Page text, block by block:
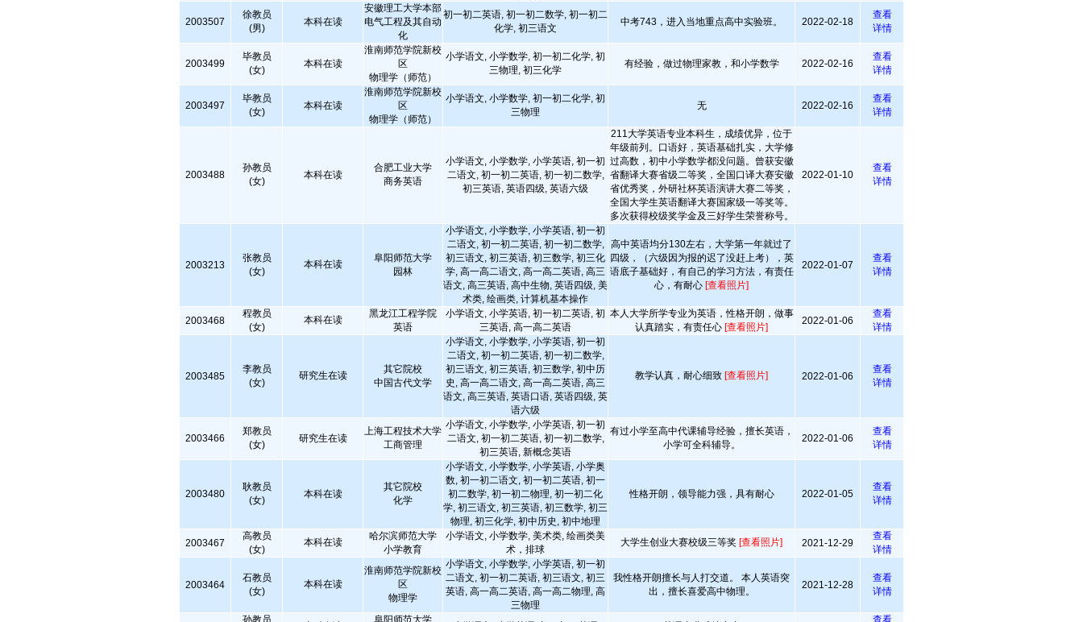
2003507
徐教员
(男)
本科在读
安徽理工大学本部
电气工程及其自动
化
初一初二英语, 初一初二数学, 初一初二
化学, 初三语文
中考743，进入当地重点高中实验班。 2022-02-18
查看
详情
2003499
毕教员
(女)
本科在读
淮南师范学院新校
区
物理学（师范）
小学语文, 小学数学, 初一初二化学, 初
三物理, 初三化学
有经验，做过物理家教，和小学数学 2022-02-16
查看
详情
2003497
毕教员
(女)
本科在读
淮南师范学院新校
区
物理学（师范）
小学语文, 小学数学, 初一初二化学, 初
三物理
无 2022-02-16
查看
详情
2003488
孙教员
(女)
本科在读
合肥工业大学
商务英语
小学语文, 小学数学, 小学英语, 初一初
二语文, 初一初二英语, 初一初二数学,
初三英语, 英语四级, 英语六级
211大学英语专业本科生，成绩优异，位于
年级前列。口语好，英语基础扎实，大学修
过高数，初中小学数学都没问题。曾获安徽
省翻译大赛省级二等奖，全国口译大赛安徽
省优秀奖，外研社杯英语演讲大赛二等奖，
全国大学生英语翻译大赛国家级一等奖等。
多次获得校级奖学金及三好学生荣誉称号。
2022-01-10
查看
详情
2003213
张教员
(女)
本科在读
阜阳师范大学
园林
小学语文, 小学数学, 小学英语, 初一初
二语文, 初一初二英语, 初一初二数学,
初三语文, 初三英语, 初三数学, 初三化
学, 高一高二语文, 高一高二英语, 高三
语文, 高三英语, 高中生物, 英语四级, 美
术类, 绘画类, 计算机基本操作
高中英语均分130左右，大学第一年就过了
四级，（六级因为报的迟了没赶上考），英
语底子基础好，有自己的学习方法，有责任
心，有耐心 [查看照片]
2022-01-07
查看
详情
2003468
程教员
(女)
本科在读
黑龙江工程学院
英语
小学语文, 小学英语, 初一初二英语, 初
三英语, 高一高二英语
本人大学所学专业为英语，性格开朗，做事
认真踏实，有责任心 [查看照片]
2022-01-06
查看
详情
2003485
李教员
(女)
研究生在读
其它院校
中国古代文学
小学语文, 小学数学, 小学英语, 初一初
二语文, 初一初二英语, 初一初二数学,
初三语文, 初三英语, 初三数学, 初中历
史, 高一高二语文, 高一高二英语, 高三
语文, 高三英语, 英语口语, 英语四级, 英
语六级
教学认真，耐心细致 [查看照片] 2022-01-06
查看
详情
2003466
郑教员
(女)
研究生在读
上海工程技术大学
工商管理
小学语文, 小学数学, 小学英语, 初一初
二语文, 初一初二英语, 初一初二数学,
初三英语, 新概念英语
有过小学至高中代课辅导经验，擅长英语，
小学可全科辅导。
2022-01-06
查看
详情
2003480
耿教员
(女)
本科在读
其它院校
化学
小学语文, 小学数学, 小学英语, 小学奥
数, 初一初二语文, 初一初二英语, 初一
初二数学, 初一初二物理, 初一初二化
学, 初三语文, 初三英语, 初三数学, 初三
物理, 初三化学, 初中历史, 初中地理
性格开朗，领导能力强，具有耐心 2022-01-05
查看
详情
2003467
高教员
(女)
本科在读
哈尔滨师范大学
小学教育
小学语文, 小学数学, 美术类, 绘画类美
术，排球
大学生创业大赛校级三等奖 [查看照片] 2021-12-29
查看
详情
2003464
石教员
(女)
本科在读
淮南师范学院新校
区
物理学
小学语文, 小学数学, 小学英语, 初一初
二语文, 初一初二英语, 初三语文, 初三
英语, 高一高二英语, 高一高二物理, 高
三物理
我性格开朗擅长与人打交道。 本人英语突
出，擅长喜爱高中物理。
2021-12-28
查看
详情
孙教员 阜阳师范大学 查看